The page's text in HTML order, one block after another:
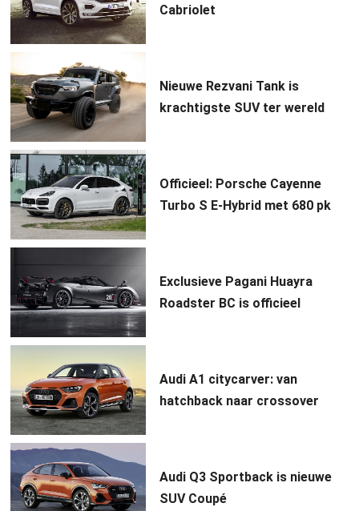
Cabriolet
Nieuwe Rezvani Tank is
krachtigste SUV ter wereld
Officieel: Porsche Cayenne
Turbo S E-Hybrid met 680 pk
Exclusieve Pagani Huayra
Roadster BC is officieel
Audi A1 citycarver: van
hatchback naar crossover
Audi Q3 Sportback is nieuwe
SUV Coupé